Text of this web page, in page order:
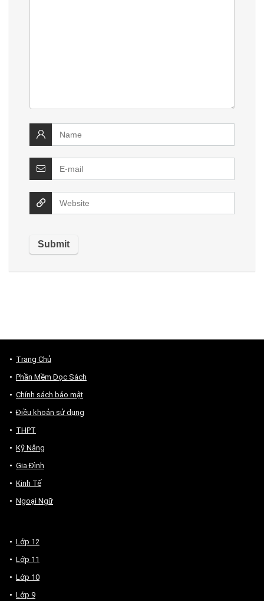
Trang Chủ
Phần Mềm Đọc Sách
Chính sách bảo mật
Điều khoản sử dụng
THPT
Kỹ Năng
Gia Đình
Kinh Tế
Ngoại Ngữ
Lớp 12
Lớp 11
Lớp 10
Lớp 9